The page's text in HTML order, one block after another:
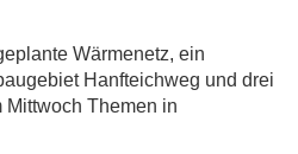
Wärmenetz, ein
Hanfteichweg und drei
Mittwoch Themen in